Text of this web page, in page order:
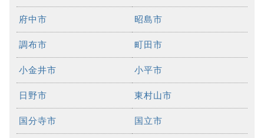
府中市 昭島市
調布市 町田市
小金井市 小平市
日野市 東村山市
国分寺市 国立市